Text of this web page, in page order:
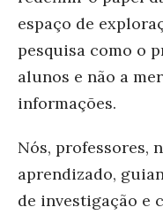
espaço de
pesquisa como o
alunos e não a
informações.
Nós, professores,
aprendizado,
de investigação e